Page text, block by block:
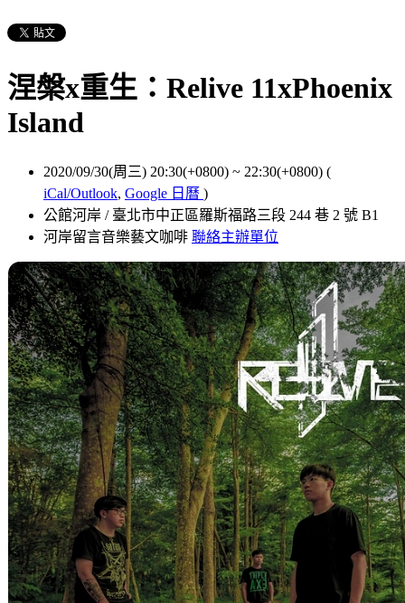
涅槃x重⽣：Relive 11xPhoenix
Island
2020/09/30(周三) 20:30(+0800) ~ 22:30(+0800) (
iCal/Outlook, Google 日曆 )
公館河岸 / 臺北市中正區羅斯福路三段 244 巷 2 號 B1
河岸留言音樂藝文咖啡 聯絡主辦單位